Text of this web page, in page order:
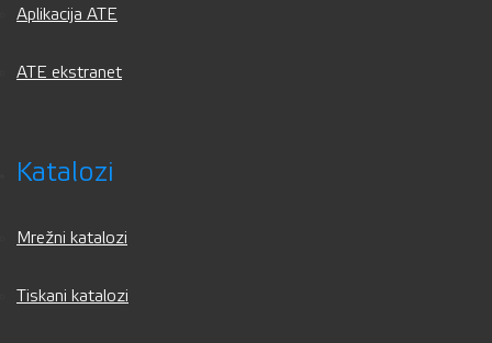
Aplikacija ATE
ATE ekstranet
Katalozi
Mrežni katalozi
Tiskani katalozi